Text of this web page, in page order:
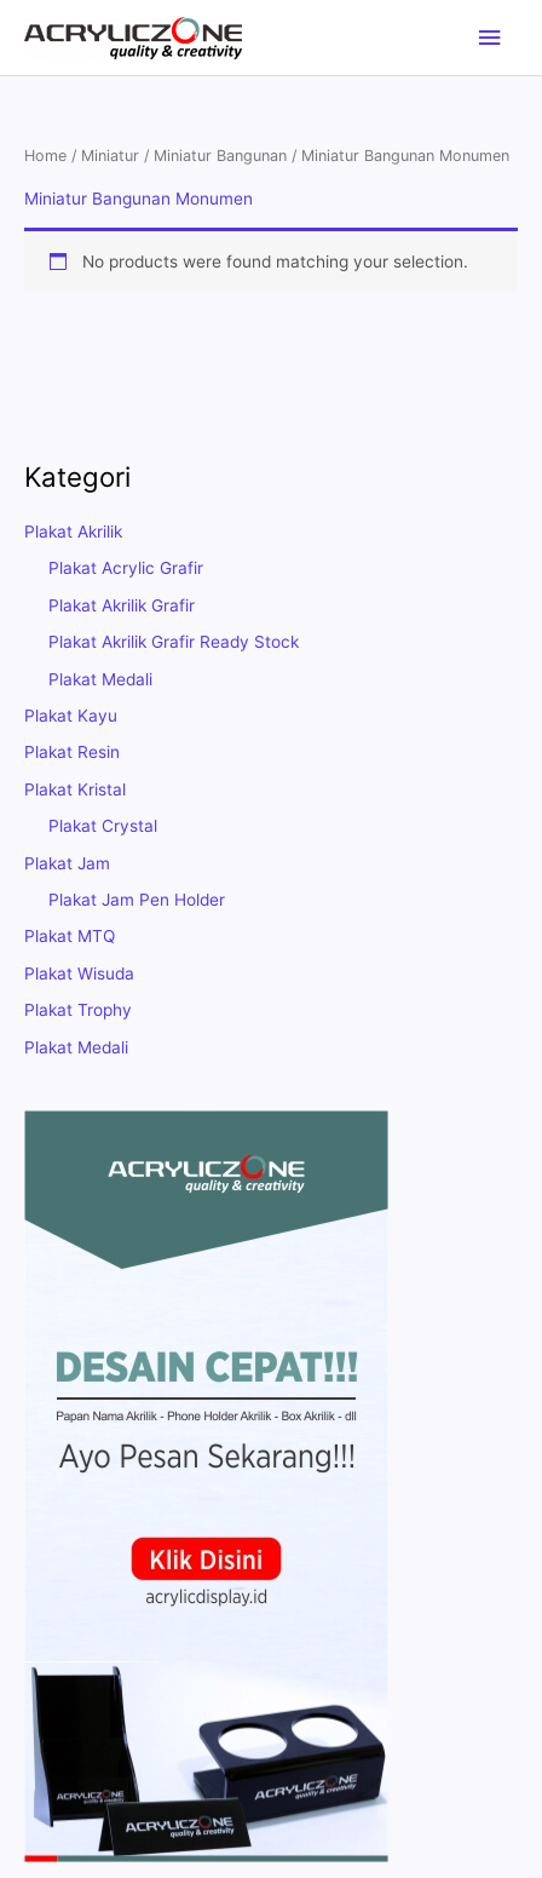
Main
Kategori
Plakat Akrilik
Plakat Acrylic Grafir
Plakat Akrilik Grafir
Plakat Akrilik Grafir Ready Stock
Plakat Medali
Plakat Kayu
Plakat Resin
Plakat Kristal
Plakat Crystal
Plakat Jam
Plakat Jam Pen Holder
Plakat MTQ
Plakat Wisuda
Plakat Trophy
Plakat Medali
Home / Miniatur / Miniatur Bangunan / Miniatur Bangunan Monumen
Miniatur Bangunan Monumen
No products were found matching your selection.